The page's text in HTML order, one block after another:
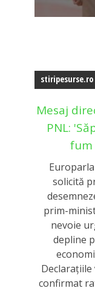
stiripesurse.ro
Mesaj
PNL:
fum
solicită
prim-
nevoie
depline
Declarațiile
confirmat